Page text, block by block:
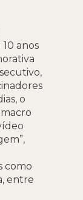
anos
o
como
entre